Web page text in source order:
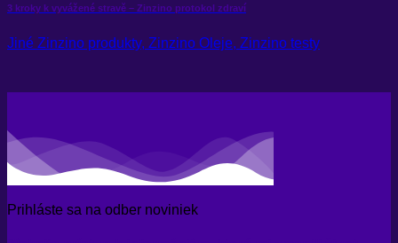
3 kroky k vyvážené stravě – Zinzino protokol zdraví
Jiné Zinzino produkty, Zinzino Oleje, Zinzino testy
Prihláste sa na odber noviniek